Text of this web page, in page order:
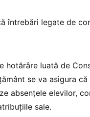
întrebări legate de
hotărâre luată de
se va asigura că
absențele elevilor,
sale.